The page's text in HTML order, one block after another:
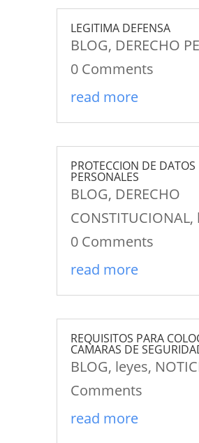
LEGITIMA DEFENSA
BLOG, DERECHO
0 Comments
read more
PROTECCION DE DATOS
PERSONALES
BLOG, DERECHO
CONSTITUCIONAL,
0 Comments
read more
REQUISITOS PARA
CAMARAS DE
BLOG, leyes,
Comments
read more